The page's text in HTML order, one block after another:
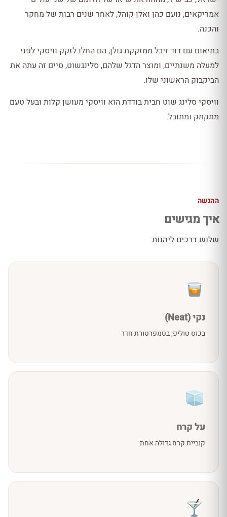
אמריקאים, נועם כהן ואלן קוהל, לאחר שנים רבות של מחקר
והכנה.
בתיאום עם דוד זיבל ממזקקת גולן, הם החלו לזקק וויסקי לפני
למעלה משנתיים, ומוצר הדגל שלהם, סלינגשוט, סיים זה עתה את
הביקבוק הראשוני שלו.
וויסקי סלינג שוט חבית בודדת הוא וויסקי מעושן קלות ובעל טעם
מתקתק ומתובל.
ההגשה
איך מגישים
שלוש דרכים ליהנות:
נקי (Neat)
בכוס טוליפ, בטמפרטורת חדר
על קרח
קוביית קרח גדולה אחת